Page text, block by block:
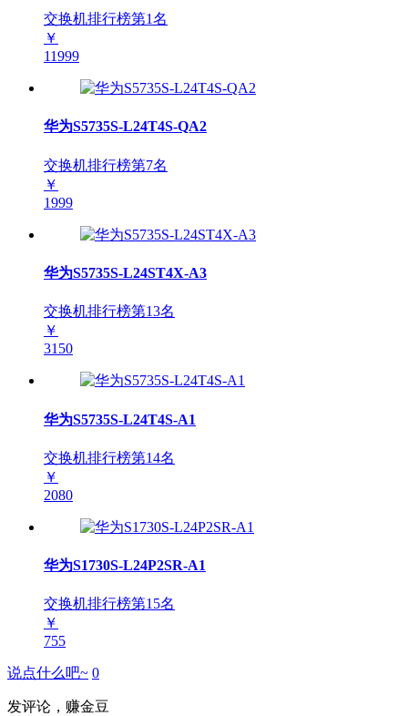
交换机排行榜第1名
￥
11999
华为S5735S-L24T4S-QA2
交换机排行榜第7名
￥
1999
华为S5735S-L24ST4X-A3
交换机排行榜第13名
￥
3150
华为S5735S-L24T4S-A1
交换机排行榜第14名
￥
2080
华为S1730S-L24P2SR-A1
交换机排行榜第15名
￥
755
说点什么吧~ 0
发评论，赚金豆